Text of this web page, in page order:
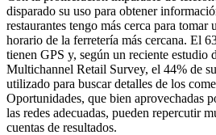
disparado su uso para obtener
restaurantes tengo más cerca para tomar
horario de la ferretería más cercana. El
tienen GPS y, según un reciente estudio
Multichannel Retail Survey, el 44% de
utilizado para buscar detalles de los
Oportunidades, que bien aprovechadas
las redes adecuadas, pueden repercutir
cuentas de resultados.